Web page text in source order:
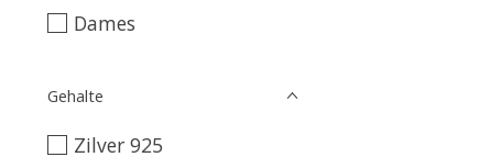
Dames
Gehalte
Zilver 925